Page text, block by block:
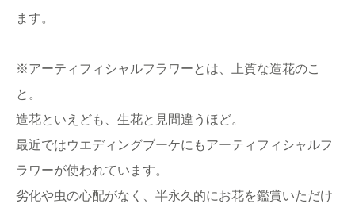
ます。
※アーティフィシャルフラワーとは、上質な造花のこ
と。
造花といえども、生花と見間違うほど。
最近ではウエディングブーケにもアーティフィシャルフ
ラワーが使われています。
劣化や虫の心配がなく、半永久的にお花を鑑賞いただけ